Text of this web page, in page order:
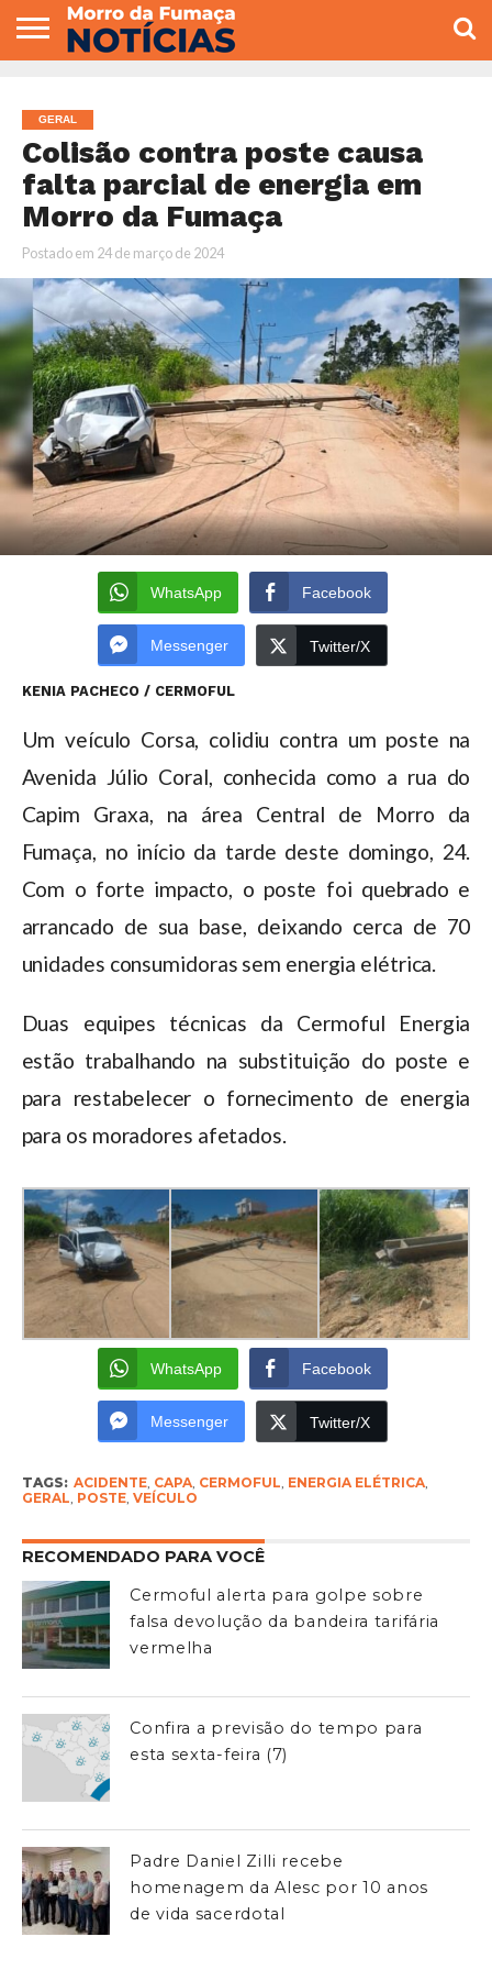
VEREADORES
GERAL
Colisão contra poste causa
falta parcial de energia em
Morro da Fumaça
Postado em 24 de março de 2024
WhatsApp Facebook
Messenger Twitter/X
KENIA PACHECO / CERMOFUL
Um veículo Corsa, colidiu contra um poste na
Avenida Júlio Coral, conhecida como a rua do
Capim Graxa, na área Central de Morro da
Fumaça, no início da tarde deste domingo, 24.
Com o forte impacto, o poste foi quebrado e
arrancado de sua base, deixando cerca de 70
unidades consumidoras sem energia elétrica.
Duas equipes técnicas da Cermoful Energia
estão trabalhando na substituição do poste e
para restabelecer o fornecimento de energia
para os moradores afetados.
WhatsApp Facebook
Messenger Twitter/X
TAGS: ACIDENTE, CAPA, CERMOFUL ENERGIA ELÉTRICA,
GERAL POSTE, VEÍCULO
RECOMENDADO PARA VOCÊ
Cermoful alerta para golpe sobre
falsa devolução da bandeira tarifária
vermelha
Confira a previsão do tempo para
esta sexta-feira (7)
Padre Daniel Zilli recebe
homenagem da Alesc por 10 anos
de vida sacerdotal